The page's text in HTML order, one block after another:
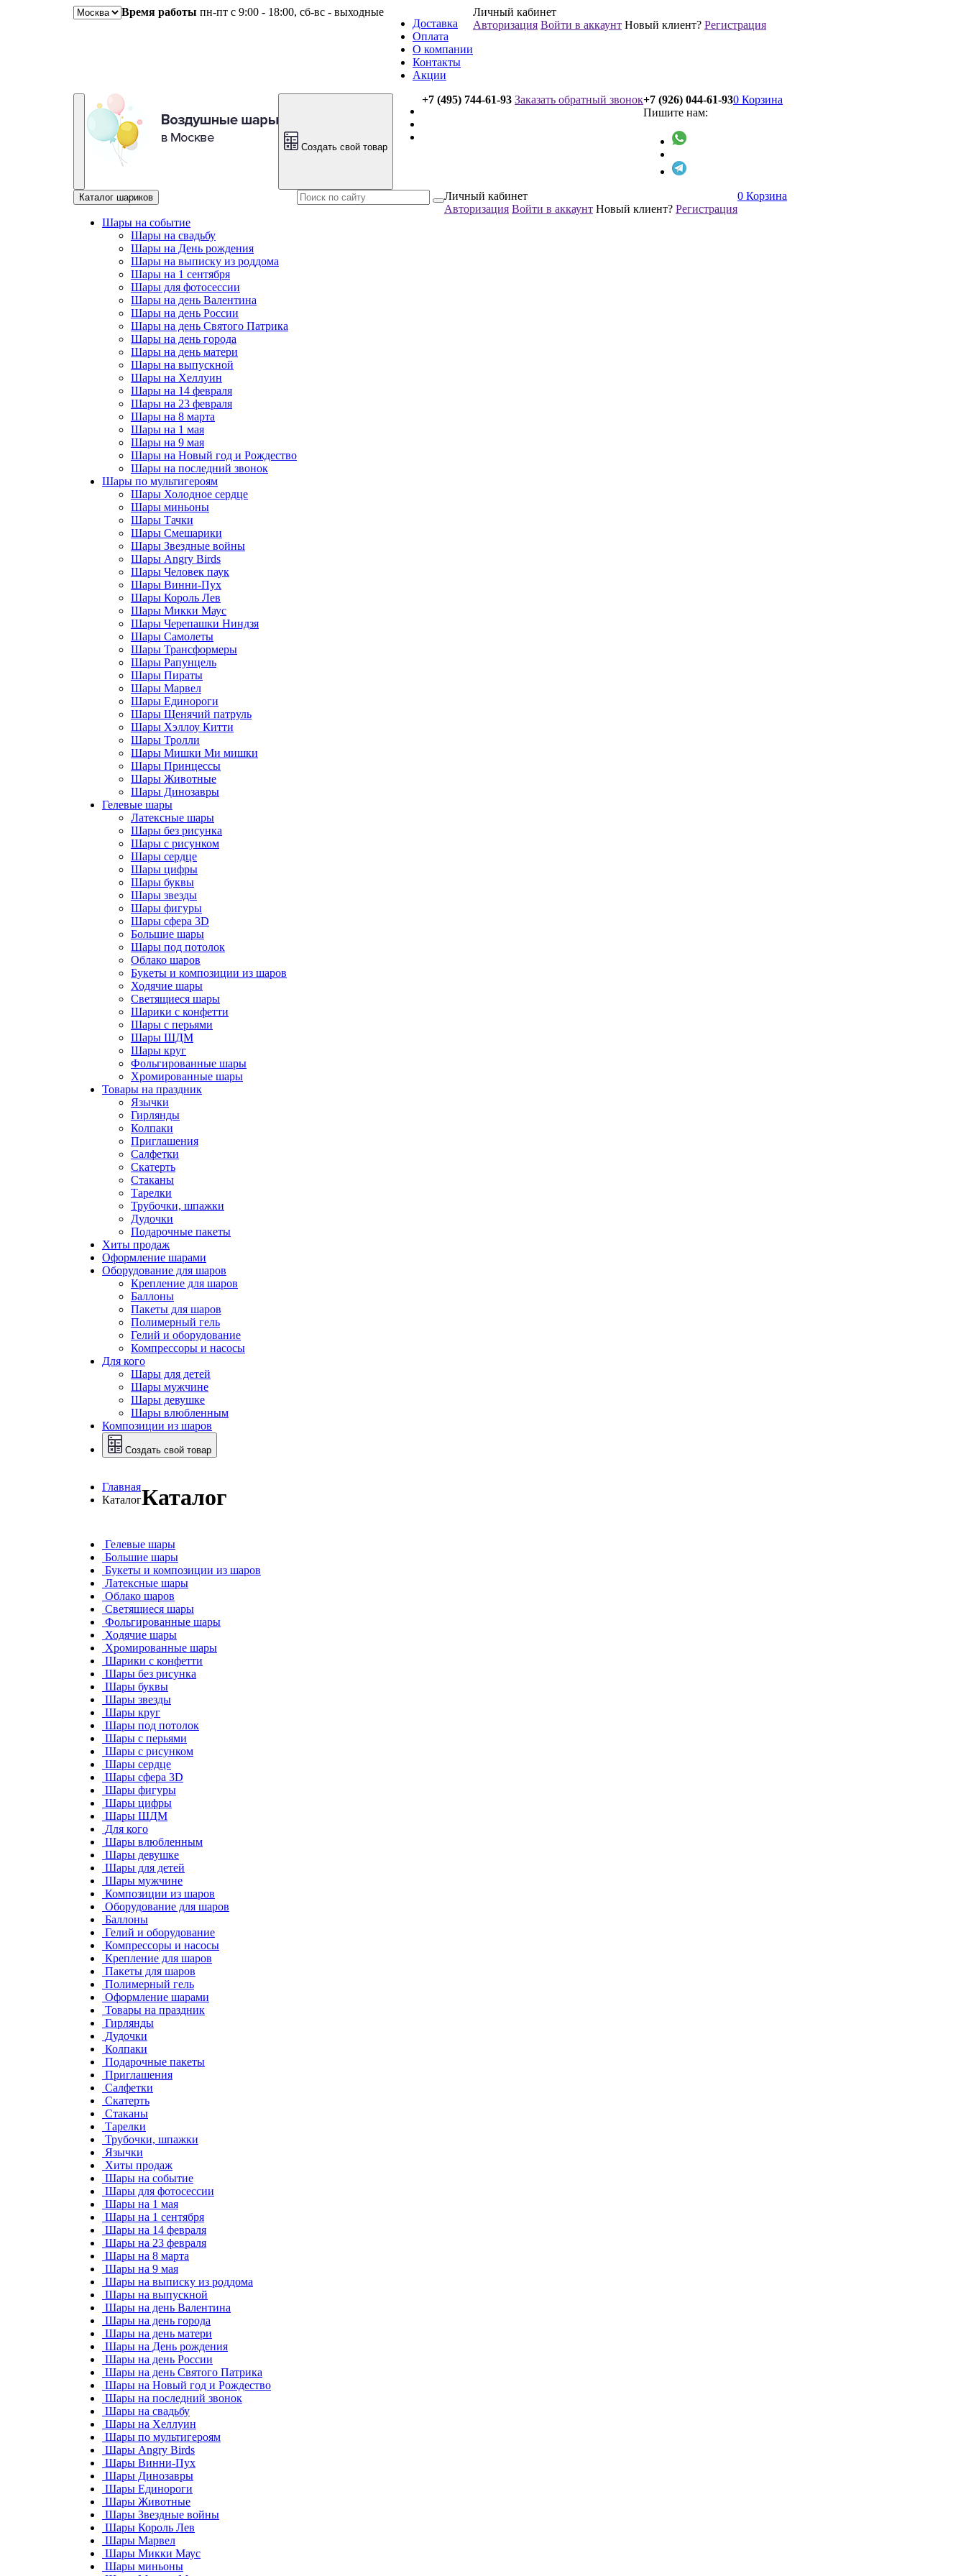
Время работы пн-пт с 9:00 - 18:00, сб-вс - выходные
Доставка
Оплата
О компании
Контакты
Акции
Личный кабинет
Авторизация Войти в аккаунт Новый клиент? Регистрация
Создать свой товар
+7 (495) 744-61-93 Заказать обратный звонок+7 (926) 044-61-93
Пишите нам:
0 Корзина
Каталог шариков
Шары на событие
Шары на свадьбу
Шары на День рождения
Шары на выписку из роддома
Шары на 1 сентября
Шары для фотосессии
Шары на день Валентина
Шары на день России
Шары на день Святого Патрика
Шары на день города
Шары на день матери
Шары на выпускной
Шары на Хеллуин
Шары на 14 февраля
Шары на 23 февраля
Шары на 8 марта
Шары на 1 мая
Шары на 9 мая
Шары на Новый год и Рождество
Шары на последний звонок
Шары по мультигероям
Шары Холодное сердце
Шары миньоны
Шары Тачки
Шары Смешарики
Шары Звездные войны
Шары Angry Birds
Шары Человек паук
Шары Винни-Пух
Шары Король Лев
Шары Микки Маус
Шары Черепашки Ниндзя
Шары Самолеты
Шары Трансформеры
Шары Рапунцель
Шары Пираты
Шары Марвел
Шары Единороги
Шары Щенячий патруль
Шары Хэллоу Китти
Шары Тролли
Шары Мишки Ми мишки
Шары Принцессы
Шары Животные
Шары Динозавры
Гелевые шары
Латексные шары
Шары без рисунка
Шары с рисунком
Шары сердце
Шары цифры
Шары буквы
Шары звезды
Шары фигуры
Шары сфера 3D
Большие шары
Шары под потолок
Облако шаров
Букеты и композиции из шаров
Ходячие шары
Светящиеся шары
Шарики с конфетти
Шары с перьями
Шары ШДМ
Шары круг
Фольгированные шары
Хромированные шары
Товары на праздник
Язычки
Гирлянды
Колпаки
Приглашения
Салфетки
Скатерть
Стаканы
Тарелки
Трубочки, шпажки
Дудочки
Подарочные пакеты
Хиты продаж
Оформление шарами
Оборудование для шаров
Крепление для шаров
Баллоны
Пакеты для шаров
Полимерный гель
Гелий и оборудование
Компрессоры и насосы
Для кого
Шары для детей
Шары мужчине
Шары девушке
Шары влюбленным
Композиции из шаров
Создать свой товар
Личный кабинет
Авторизация Войти в аккаунт Новый клиент? Регистрация
0 Корзина
Главная
КаталогКаталог
Гелевые шары
Большие шары
Букеты и композиции из шаров
Латексные шары
Облако шаров
Светящиеся шары
Фольгированные шары
Ходячие шары
Хромированные шары
Шарики с конфетти
Шары без рисунка
Шары буквы
Шары звезды
Шары круг
Шары под потолок
Шары с перьями
Шары с рисунком
Шары сердце
Шары сфера 3D
Шары фигуры
Шары цифры
Шары ШДМ
Для кого
Шары влюбленным
Шары девушке
Шары для детей
Шары мужчине
Композиции из шаров
Оборудование для шаров
Баллоны
Гелий и оборудование
Компрессоры и насосы
Крепление для шаров
Пакеты для шаров
Полимерный гель
Оформление шарами
Товары на праздник
Гирлянды
Дудочки
Колпаки
Подарочные пакеты
Приглашения
Салфетки
Скатерть
Стаканы
Тарелки
Трубочки, шпажки
Язычки
Хиты продаж
Шары на событие
Шары для фотосессии
Шары на 1 мая
Шары на 1 сентября
Шары на 14 февраля
Шары на 23 февраля
Шары на 8 марта
Шары на 9 мая
Шары на выписку из роддома
Шары на выпускной
Шары на день Валентина
Шары на день города
Шары на день матери
Шары на День рождения
Шары на день России
Шары на день Святого Патрика
Шары на Новый год и Рождество
Шары на последний звонок
Шары на свадьбу
Шары на Хеллуин
Шары по мультигероям
Шары Angry Birds
Шары Винни-Пух
Шары Динозавры
Шары Единороги
Шары Животные
Шары Звездные войны
Шары Король Лев
Шары Марвел
Шары Микки Маус
Шары миньоны